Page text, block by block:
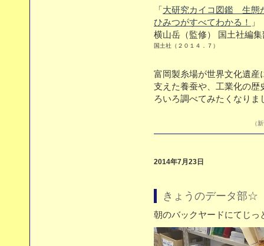
「 大研究カイコ図鑑 生態
ひみつがすべてわかる！
」
横山岳（監修） 国土社編
国土社（２０１４．７）
富岡製糸場が世界文化遺産
支えた養蚕や、工業化の歴
ろいろ調べてみたくなり
（
2014年7月23日
きょうのデータ部☆
朝のバックヤードにてじっ